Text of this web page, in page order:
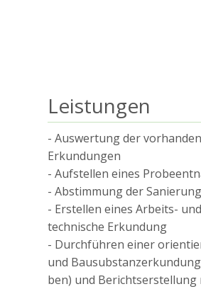
Leistungen
- Auswertung der
Erkundungen
- Aufstellen eines
- Abstimmung der
- Erstellen eines Arbeits-
technische Erkundung
- Durchführen einer
und
ben) und